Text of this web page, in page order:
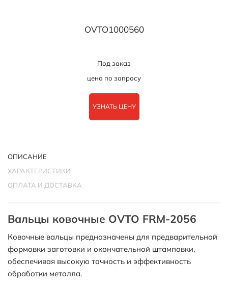
OVTO1000560
Под заказ
цена по запросу
УЗНАТЬ ЦЕНУ
ОПИСАНИЕ
ХАРАКТЕРИСТИКИ
ОПЛАТА И ДОСТАВКА
Вальцы ковочные OVTO FRM-2056
Ковочные вальцы предназначены для предварительной
формовки заготовки и окончательной штамповки,
обеспечивая высокую точность и эффективность
обработки металла.